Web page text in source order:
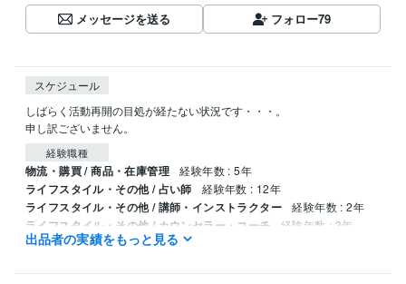
メッセージを送る フォロー79
スケジュール
しばらく活動再開の目処が経たない状況です・・・。
経験職種
物流・購買 / 商品・在庫管理 経験年数 : 5年
ライフスタイル・その他 / 占い師 経験年数 : 12年
ライフスタイル・その他 / 講師・インストラクター 経験年数 : 2年
ライフスタイル・その他 / カウンセラー・コーチ 経験年数 : 3年
ライフスタイル・その他 / アドバイザー
受賞歴
出品者の実績をもっと見る